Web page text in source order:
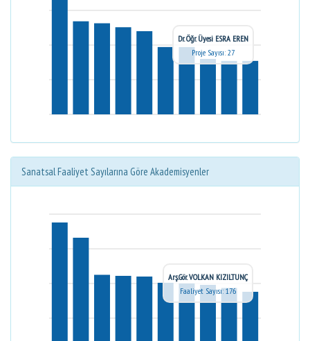
Dr. Öğr. Üyesi ESRA EREN
Proje Sayısı: 27
Sanatsal Faaliyet Sayılarına Göre Akademisyenler
Arş.Gör. VOLKAN KIZILTUNÇ
Faaliyet Sayısı: 176